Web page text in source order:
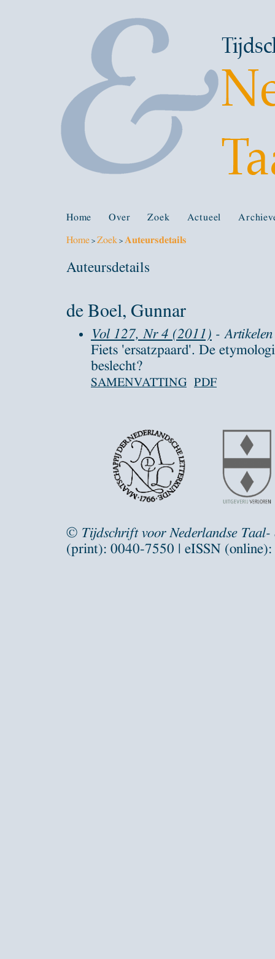
Home Over Zoek Actueel
Home > Zoek > Auteursdetails
Auteursdetails
de Boel, Gunnar
Vol 127, Nr 4 (2011) - Artikelen
Fiets 'ersatzpaard'. De
beslecht?
SAMENVATTING PDF
© Tijdschrift voor Nederlandse Taal-
(print): 0040-7550 | eISSN